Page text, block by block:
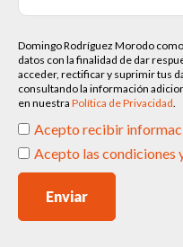
Domingo Rodríguez Morodo
datos con la finalidad de dar
acceder, rectificar y suprimir tus
consultando la información
en nuestra Política de Privacidad
Acepto recibir
Acepto las condiciones
Enviar